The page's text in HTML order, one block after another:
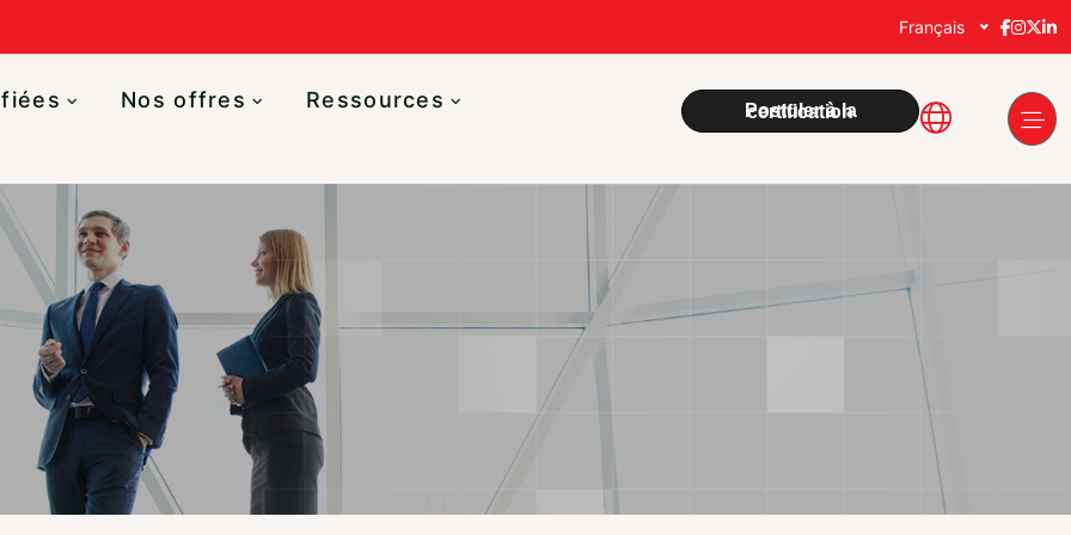
Français
Nos offres
Ressources
Postuler à la certification